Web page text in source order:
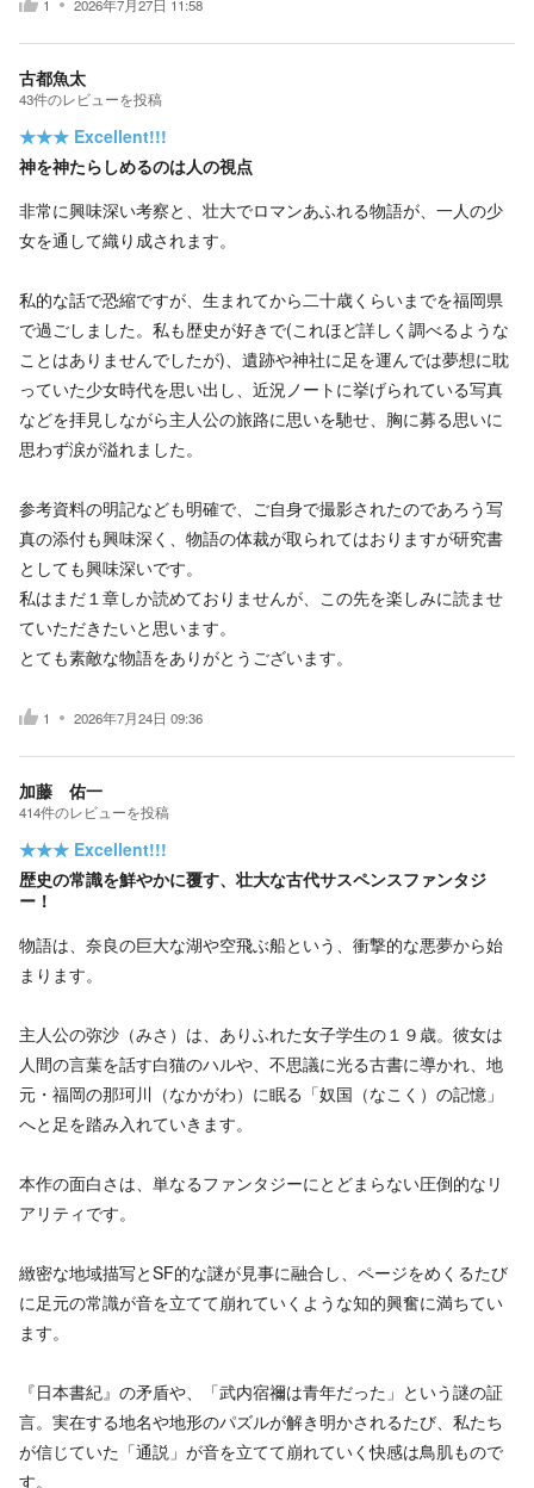
1 2026年7月27日 11:58
古都魚太
43件のレビューを投稿
★★★ Excellent!!!
神を神たらしめるのは人の視点
非常に興味深い考察と、壮大でロマンあふれる物語が、一人の少
女を通して織り成されます。
私的な話で恐縮ですが、生まれてから二十歳くらいまでを福岡県
で過ごしました。私も歴史が好きで(これほど詳しく調べるような
ことはありませんでしたが)、遺跡や神社に足を運んでは夢想に耽
っていた少女時代を思い出し、近況ノートに挙げられている写真
などを拝見しながら主人公の旅路に思いを馳せ、胸に募る思いに
思わず涙が溢れました。
参考資料の明記なども明確で、ご自身で撮影されたのであろう写
真の添付も興味深く、物語の体裁が取られてはおりますが研究書
としても興味深いです。
私はまだ１章しか読めておりませんが、この先を楽しみに読ませ
ていただきたいと思います。
とても素敵な物語をありがとうございます。
1 2026年7月24日 09:36
加藤 佑一
414件のレビューを投稿
★★★ Excellent!!!
歴史の常識を鮮やかに覆す、壮大な古代サスペンスファンタジ
ー！
物語は、奈良の巨大な湖や空飛ぶ船という、衝撃的な悪夢から始
まります。
主人公の弥沙（みさ）は、ありふれた女子学生の１９歳。彼女は
人間の言葉を話す白猫のハルや、不思議に光る古書に導かれ、地
元・福岡の那珂川（なかがわ）に眠る「奴国（なこく）の記憶」
へと足を踏み入れていきます。
本作の面白さは、単なるファンタジーにとどまらない圧倒的なリ
アリティです。
緻密な地域描写とSF的な謎が見事に融合し、ページをめくるたび
に足元の常識が音を立てて崩れていくような知的興奮に満ちてい
ます。
『日本書紀』の矛盾や、「武内宿禰は青年だった」という謎の証
言。実在する地名や地形のパズルが解き明かされるたび、私たち
が信じていた「通説」が音を立てて崩れていく快感は鳥肌もので
す。